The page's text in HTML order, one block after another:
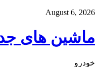
August 6, 2026
ماشین های
خودرو